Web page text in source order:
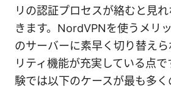
リの認証プロセスが絡むと見
きます。NordVPNを使うメリ
のサーバーに素早く切り替え
リティ機能が充実している点
験では以下のケースが最も多